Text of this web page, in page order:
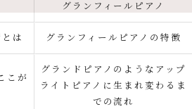
グランフィールピアノ
は グランフィールピアノの特徴
こが
グランドピアノのようなアップ
ライトピアノに生まれ変わるま
での流れ